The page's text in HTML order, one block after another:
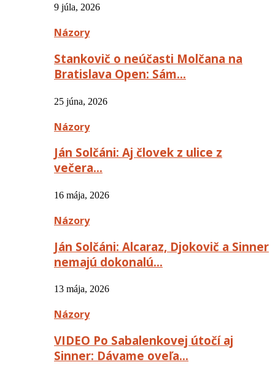
9 júla, 2026
Názory
Stankovič o neúčasti Molčana na
Bratislava Open: Sám…
25 júna, 2026
Názory
Ján Solčáni: Aj človek z ulice z
večera…
16 mája, 2026
Názory
Ján Solčáni: Alcaraz, Djokovič a Sinner
nemajú dokonalú…
13 mája, 2026
Názory
VIDEO Po Sabalenkovej útočí aj
Sinner: Dávame oveľa…